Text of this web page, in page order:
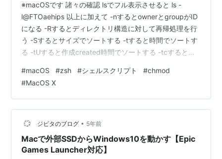
※macOSです 諸々の確認 lsでフル表示させると ls -
l@FTOaehips 以上に加えて -nするとownerとgroupがID
になる -Rするとディレクトリ構造に対して再帰処理を行
う -Sするとサイズでソートする -tすると時間でソートす
る -tUすると作成created時間でソートする -tcすると変
でソートする -rするとソートが逆転する -Lすると最後ま
でシンボリックリンクを追跡する 表示されるファイル名
はそのままだがそれ以外の情報は全て元のファイルのも
のになる -Wするとホワイトアウトファイルも含めて表示
する…
#macOS #zsh #シェルスクリプト #chmod
#MacOS X
ジビタのブログ • 5年前
Macで外部SSDからWindows10を動かす【Epic
Games Launcher対応】